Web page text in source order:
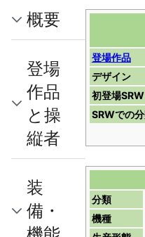
登場作品
デザイン
初登場SRW
SRWでの
分類
機種
概要
登場
作品
と操
縦者
装
備・